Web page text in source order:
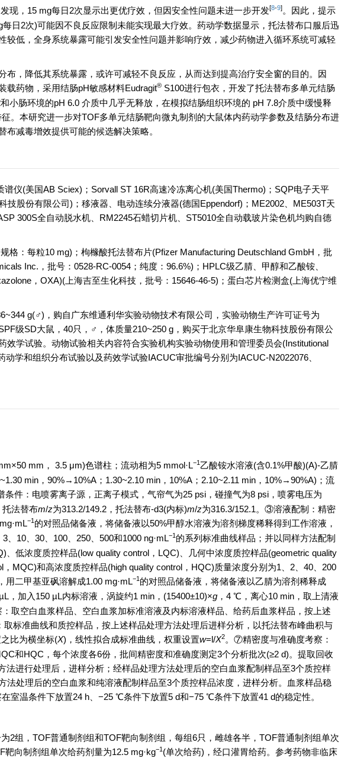
，15 mg每日2次显示出更优疗效，但因安全性问题未进一步开发[8-9] 。因此，提示
日2次)可能因不良反应限制未能实现最大疗效。药动学数据显示，托法替布口服后迅
低，全身系统暴露可能引发安全性问题并影响疗效，减少药物进入循环系统可减轻
布，降低其系统暴露，或许可减轻不良反应，从而达到提高治疗安全窗的目的。因
载药物，采用结肠pH敏感材料Eudragit® S100进行包衣，开发了托法替布多单元结肠
小肠环境的pH 6.0 介质中几乎无释放，在模拟结肠组织环境的 pH 7.8介质中缓慢释
。本研究进一步对TOF多单元结肠靶向微丸制剂的大鼠体内药动学参数及结肠分布进
减毒增效提供可能的候选解决策略。
仪(美国AB Sciex)；Sorvall ST 16R高速冷冻离心机(美国Thermo)；SQP电子天平
技股份有限公司)；移液器、电动连续分液器(德国Eppendorf)；ME2002、ME503T天
300S全自动脱水机、RM2245石蜡切片机、ST5010全自动载玻片染色机均购自德
格：每粒10 mg)；枸橼酸托法替布片(Pfizer Manufacturing Deutschland GmbH，批
Inc.，批号：0528-RC-0054；纯度：96.6%)；HPLC级乙腈、甲醇和乙酸铵、
，OXA)(上海吉至生化科技，批号：15646-46-5)；蛋白芯片检测盒(上海优宁维
g(♂)，购自广东维通利华实验动物技术有限公司，实验动物生产许可证号为
级SD大鼠，40只，♂，体质量210~250 g，购买于北京华阜康生物科技股份有限公
效学试验。动物试验相关内容符合实验机构实验动物使用和管理委员会(Institutional
学和组织分布试验以及药效学试验IACUC审批编号分别为IACUC-N2022076、
mm， 3.5 μm)色谱柱；流动相为5 mmol·L−1 乙酸铵水溶液(含0.1%甲酸)(A)-乙腈
min，90%→10%A；1.30~2.10 min，10%A；2.10~2.11 min，10%→90%A)；流
件：电喷雾离子源，正离子模式，气帘气为25 psi，碰撞气为8 psi，喷雾电压为
法替布m/z为313.2/149.2，托法替布-d3(内标)m/z为316.3/152.1。③溶液配制：精密
−1 的对照品储备液，将储备液以50%甲醇水溶液为溶剂梯度稀释得到工作溶液，
、10、30、100、250、500和1000 ng·mL−1 的系列标准曲线样品；并以同样方法配制
、低浓度质控样品(low quality control，LQC)、几何中浓度质控样品(geometric quality
MQC)和高浓度质控样品(high quality control，HQC)质量浓度分别为1、2、40、200
用二甲基亚砜溶解成1.00 mg·mL−1 的对照品储备液，将储备液以乙腈为溶剂稀释成
，加入150 µL内标溶液，涡旋约1 min，(15400±10)×g ，4 ℃，离心10 min，取上清液
取空白血浆样品、空白血浆加标准溶液及内标溶液样品、给药后血浆样品，按上述
标准曲线和质控样品，按上述样品处理方法处理后进样分析，以托法替布峰曲积与
比为横坐标(X)，线性拟合成标准曲线，权重设置w=l/X2。⑦精密度与准确度考察：
和HQC，每个浓度各6份，批间精密度和准确度测定3个分析批次(≥2 d)。提取回收
进行处理后，进样分析；经样品处理方法处理后的空白血浆配制样品至3个质控样
处理后的空白血浆和纯溶液配制样品至3个质控样品浓度，进样分析。血浆样品稳
室温条件下放置24 h、−25 ℃条件下放置5 d和−75 ℃条件下放置41 d的稳定性。
2组，TOF普通制剂组和TOF靶向制剂组，每组6只，雌雄各半，TOF普通制剂组单次
靶向制剂组单次给药剂量为12.5 mg·kg−1 (单次给药)，经口灌胃给药。参考药物非临床